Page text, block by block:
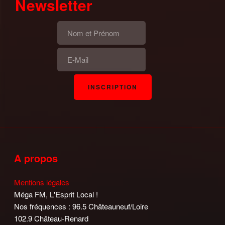
Newsletter
A propos
Mentions légales
Méga FM, L'Esprit Local !
Nos fréquences : 96.5 Châteauneuf/Loire
102.9 Château-Renard